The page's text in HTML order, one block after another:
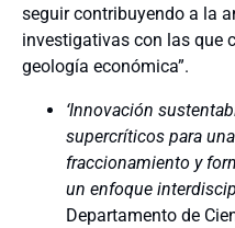
seguir contribuyendo a la
investigativas con las que
geología económica”.
‘Innovación
supercríticos para
fraccionamiento y
un enfoque
Departamento de